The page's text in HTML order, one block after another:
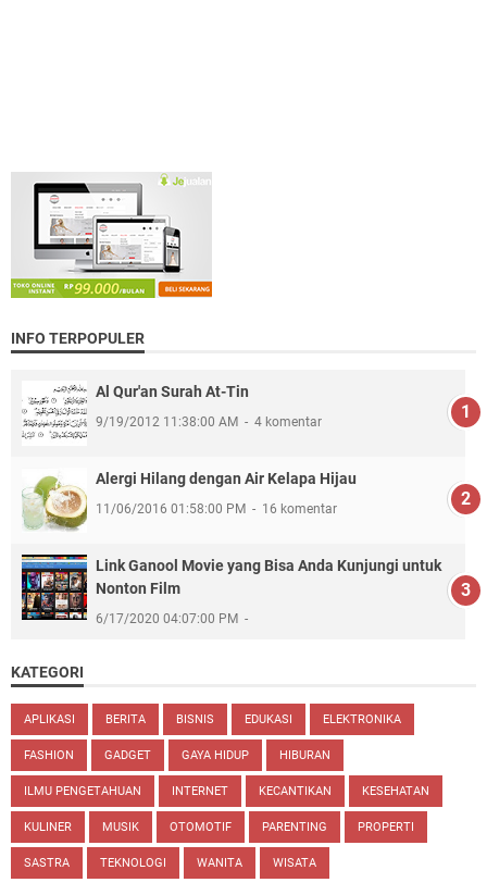
INFO TERPOPULER
Al Qur'an Surah At-Tin
9/19/2012 11:38:00 AM 4 komentar
Alergi Hilang dengan Air Kelapa Hijau
11/06/2016 01:58:00 PM 16 komentar
Link Ganool Movie yang Bisa Anda Kunjungi untuk
Nonton Film
6/17/2020 04:07:00 PM
KATEGORI
APLIKASI BERITA BISNIS EDUKASI ELEKTRONIKA
FASHION GADGET GAYA HIDUP HIBURAN
ILMU PENGETAHUAN INTERNET KECANTIKAN KESEHATAN
KULINER MUSIK OTOMOTIF PARENTING PROPERTI
SASTRA TEKNOLOGI WANITA WISATA